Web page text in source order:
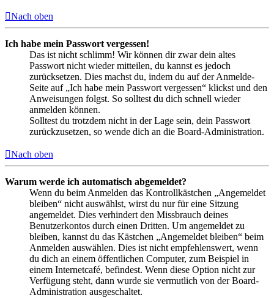
Nach oben
Ich habe mein Passwort vergessen!
Das ist nicht schlimm! Wir können dir zwar dein altes
Passwort nicht wieder mitteilen, du kannst es jedoch
zurücksetzen. Dies machst du, indem du auf der Anmelde-
Seite auf „Ich habe mein Passwort vergessen“ klickst und den
Anweisungen folgst. So solltest du dich schnell wieder
anmelden können.
Solltest du trotzdem nicht in der Lage sein, dein Passwort
zurückzusetzen, so wende dich an die Board-Administration.
Nach oben
Warum werde ich automatisch abgemeldet?
Wenn du beim Anmelden das Kontrollkästchen „Angemeldet
bleiben“ nicht auswählst, wirst du nur für eine Sitzung
angemeldet. Dies verhindert den Missbrauch deines
Benutzerkontos durch einen Dritten. Um angemeldet zu
bleiben, kannst du das Kästchen „Angemeldet bleiben“ beim
Anmelden auswählen. Dies ist nicht empfehlenswert, wenn
du dich an einem öffentlichen Computer, zum Beispiel in
einem Internetcafé, befindest. Wenn diese Option nicht zur
Verfügung steht, dann wurde sie vermutlich von der Board-
Administration ausgeschaltet.